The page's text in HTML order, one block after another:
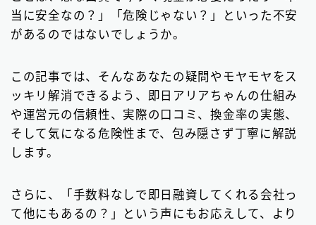
中部地方の消費者金融
中国地方・四国地方の消費者金融 23
九州地方の消費者金融
中小消費者金融で借りる
ビジネスローン 2
ファクタリング 75
当に安全なの？」「危険じゃない？」といった不安
があるのではないでしょうか。
この記事では、そんなあなたの疑問やモヤモヤをス
ッキリ解消できるよう、即日アリアちゃんの仕組み
や運営元の信頼性、実際の口コミ、換金率の実態、
そして気になる危険性まで、包み隠さず丁寧に解説
します。
さらに、「手数料なしで即日融資してくれる会社っ
て他にもあるの？」という声にもお応えして、より